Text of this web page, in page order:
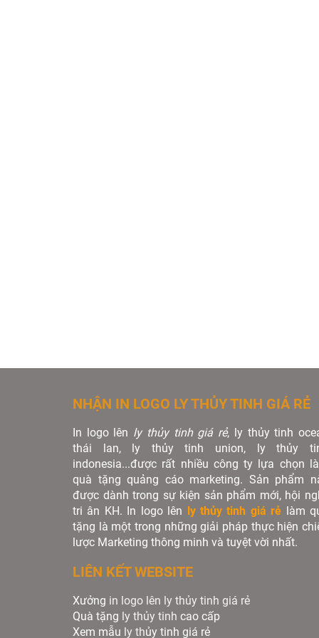
NHẬN IN LOGO LY THỦY TINH GIÁ RẺ
In logo lên ly thủy tinh giá rẻ, ly thủy tinh
thái lan, ly thủy tinh union, ly thủy
indonesia...được rất nhiều công ty lựa chọn
quà tặng quảng cáo marketing. Sản phẩm
được dành trong sự kiện sản phẩm mới, hội
tri ân KH. In logo lên ly thủy tinh giá rẻ làm
tặng là một trong những giải pháp thực hiện
lược Marketing thông minh và tuyệt vời nhất.
LIÊN KẾT WEBSITE
Xưởng in logo lên ly thủy tinh giá rẻ
Quà tặng ly thủy tinh cao cấp
Xem mẫu ly thủy tinh giá rẻ